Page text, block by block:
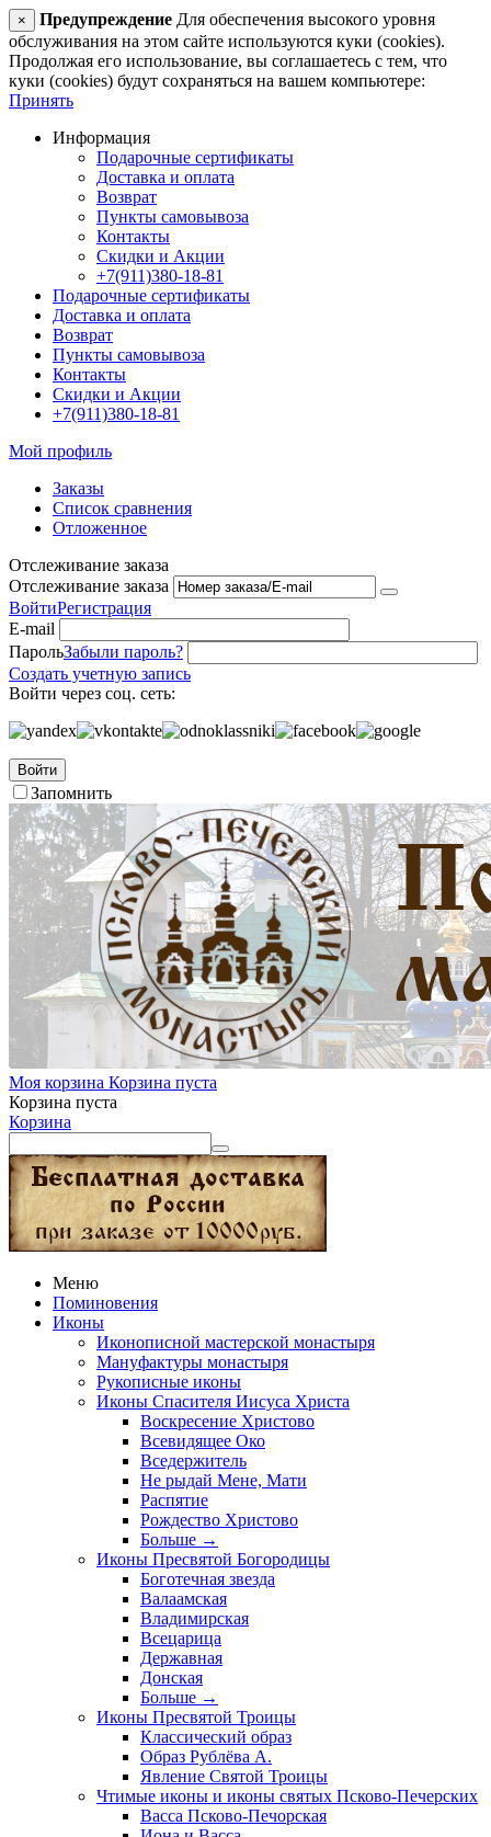
× Предупреждение Для обеспечения высокого уровня
обслуживания на этом сайте используются куки (cookies).
Продолжая его использование, вы соглашаетесь с тем, что
куки (cookies) будут сохраняться на вашем компьютере:
Принять
Информация
Подарочные сертификаты
Доставка и оплата
Возврат
Пункты самовывоза
Контакты
Скидки и Акции
+7(911)380-18-81
Подарочные сертификаты
Доставка и оплата
Возврат
Пункты самовывоза
Контакты
Скидки и Акции
+7(911)380-18-81
Мой профиль
Заказы
Список сравнения
Отложенное
Отслеживание заказа
Отслеживание заказа
ВойтиРегистрация
E-mail
ПарольЗабыли пароль?
Создать учетную запись
Войти через соц. сеть:
Войти
Запомнить
Моя корзина Корзина пуста
Корзина пуста
Корзина
Меню
Поминовения
Иконы
Иконописной мастерской монастыря
Мануфактуры монастыря
Рукописные иконы
Иконы Спасителя Иисуса Христа
Воскресение Христово
Всевидящее Око
Вседержитель
Не рыдай Мене, Мати
Распятие
Рождество Христово
Больше →
Иконы Пресвятой Богородицы
Боготечная звезда
Валаамская
Владимирская
Всецарица
Державная
Донская
Больше →
Иконы Пресвятой Троицы
Классический образ
Образ Рублёва А.
Явление Святой Троицы
Чтимые иконы и иконы святых Псково-Печерских
Васса Псково-Печорская